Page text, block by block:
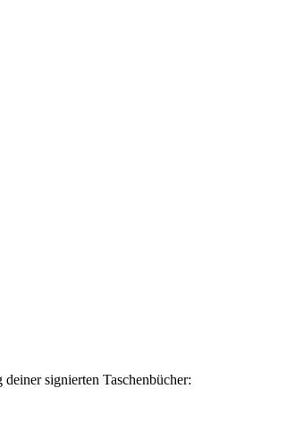
signierten Taschenbücher: